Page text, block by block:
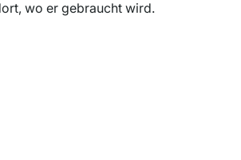
wo er gebraucht wird.